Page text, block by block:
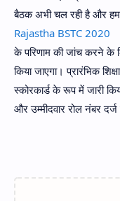
बैठक अभी चल रही है और हम
Rajastha BSTC 2020
के परिणाम की जांच करने
किया जाएगा। प्रारंभिक
स्कोरकार्ड के रूप में जारी
और उम्मीदवार रोल नंबर